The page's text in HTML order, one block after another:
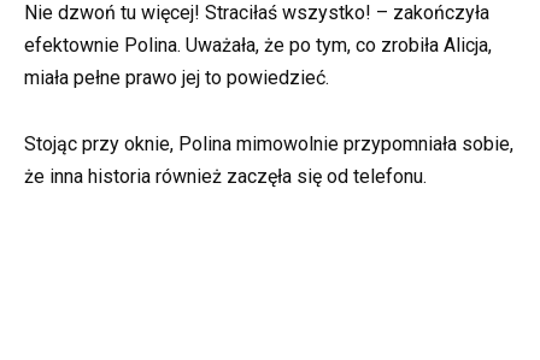
Nie dzwoń tu więcej! Straciłaś wszystko! – zakończyła
efektownie Polina. Uważała, że po tym, co zrobiła Alicja,
miała pełne prawo jej to powiedzieć.
Stojąc przy oknie, Polina mimowolnie przypomniała sobie,
że inna historia również zaczęła się od telefonu.